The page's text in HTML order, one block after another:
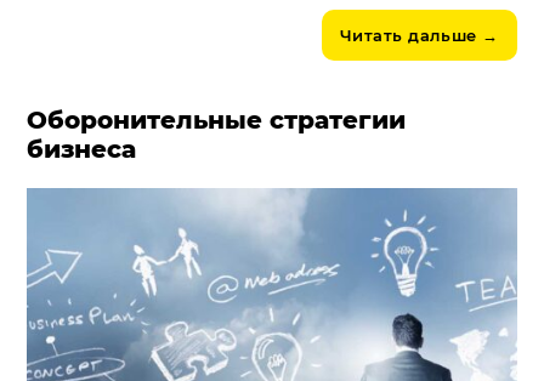
Читать дальше →
Оборонительные стратегии
бизнеса